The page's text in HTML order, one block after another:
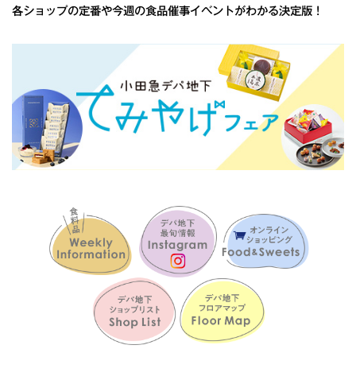
各ショップの定番や今週の食品催事イベントがわかる決定版！